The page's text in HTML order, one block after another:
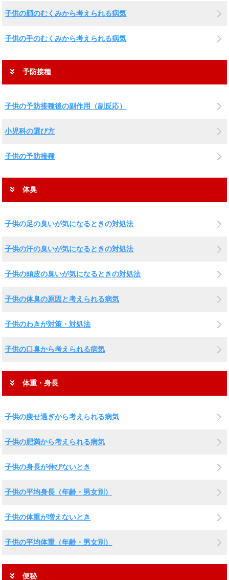
子供の顔のむくみから考えられる病気
子供の手のむくみから考えられる病気
予防接種
子供の予防接種後の副作用（副反応）
小児科の選び方
子供の予防接種
体臭
子供の足の臭いが気になるときの対処法
子供の汗の臭いが気になるときの対処法
子供の頭皮の臭いが気になるときの対処法
子供の体臭の原因と考えられる病気
子供のわきが対策・対処法
子供の口臭から考えられる病気
体重・身長
子供の痩せ過ぎから考えられる病気
子供の肥満から考えられる病気
子供の身長が伸びないとき
子供の平均身長（年齢・男女別）
子供の体重が増えないとき
子供の平均体重（年齢・男女別）
便秘